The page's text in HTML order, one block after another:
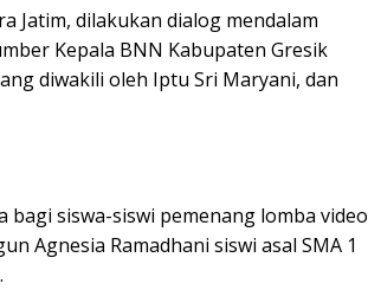
Jatim, dilakukan dialog mendalam
Kepala BNN Kabupaten Gresik
diwakili oleh Iptu Sri Maryani, dan
bagi siswa-siswi pemenang lomba video
Agnesia Ramadhani siswi asal SMA 1